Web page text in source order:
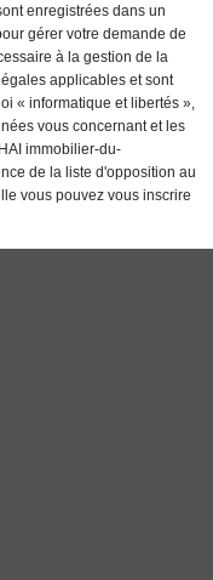
enregistrées dans un
gérer votre demande de
à la gestion de la
applicables et sont
« informatique et libertés »,
vous concernant et les
immobilier-du-
de la liste d'opposition au
vous pouvez vous inscrire